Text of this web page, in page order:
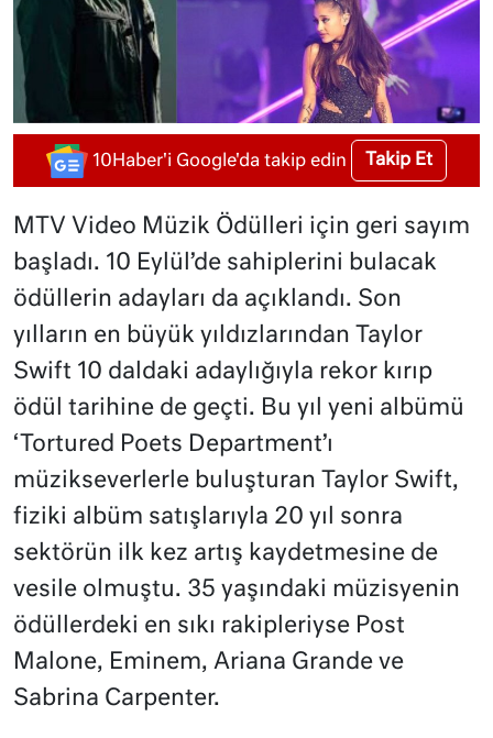
10Haber'i Google'da takip edin Takip Et
MTV Video Müzik Ödülleri için geri sayım
başladı. 10 Eylül’de sahiplerini bulacak
ödüllerin adayları da açıklandı. Son
yılların en büyük yıldızlarından Taylor
Swift 10 daldaki adaylığıyla rekor kırıp
ödül tarihine de geçti. Bu yıl yeni albümü
‘Tortured Poets Department’ı
müzikseverlerle buluşturan Taylor Swift,
fiziki albüm satışlarıyla 20 yıl sonra
sektörün ilk kez artış kaydetmesine de
vesile olmuştu. 35 yaşındaki müzisyenin
ödüllerdeki en sıkı rakipleriyse Post
Malone, Eminem, Ariana Grande ve
Sabrina Carpenter.